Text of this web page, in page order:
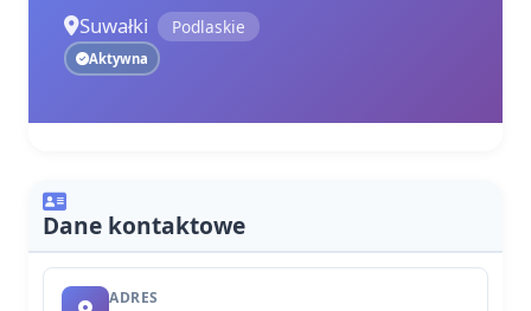
Suwałki Podlaskie
Aktywna
Dane kontaktowe
ADRES